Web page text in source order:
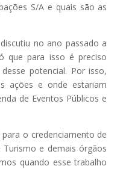
S/A e quais são as
no ano passado a
que para isso é preciso
potencial. Por isso,
ações e onde estariam
de Eventos Públicos e
o credenciamento de
e demais órgãos
quando esse trabalho